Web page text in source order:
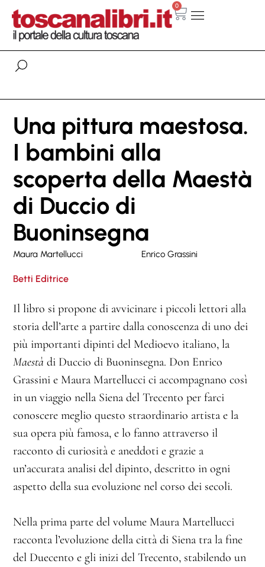
0
Una pittura maestosa.
I bambini alla
scoperta della Maestà
di Duccio di
Buoninsegna
Maura Martellucci Enrico Grassini
Betti Editrice
Il libro si propone di avvicinare i piccoli lettori alla
storia dell’arte a partire dalla conoscenza di uno dei
più importanti dipinti del Medioevo italiano, la
Maestà di Duccio di Buoninsegna. Don Enrico
Grassini e Maura Martellucci ci accompagnano così
in un viaggio nella Siena del Trecento per farci
conoscere meglio questo straordinario artista e la
sua opera più famosa, e lo fanno attraverso il
racconto di curiosità e aneddoti e grazie a
un’accurata analisi del dipinto, descritto in ogni
aspetto della sua evoluzione nel corso dei secoli.
Nella prima parte del volume Maura Martellucci
racconta l’evoluzione della città di Siena tra la fine
del Duecento e gli inizi del Trecento, stabilendo un